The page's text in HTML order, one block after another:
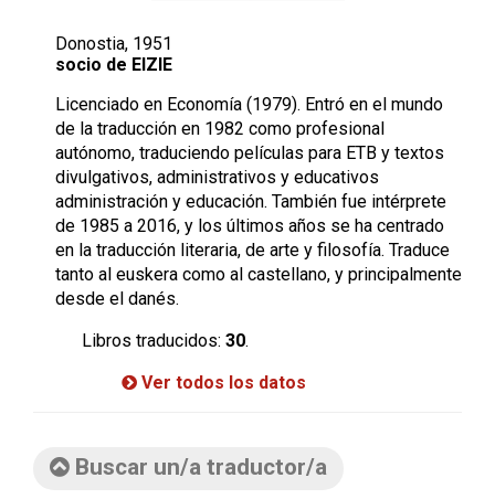
Donostia, 1951
socio de EIZIE
Licenciado en Economía (1979). Entró en el mundo
de la traducción en 1982 como profesional
autónomo, traduciendo películas para ETB y textos
divulgativos, administrativos y educativos
administración y educación. También fue intérprete
de 1985 a 2016, y los últimos años se ha centrado
en la traducción literaria, de arte y filosofía. Traduce
tanto al euskera como al castellano, y principalmente
desde el danés.
Libros traducidos: 30.
Ver todos los datos
Buscar un/a traductor/a